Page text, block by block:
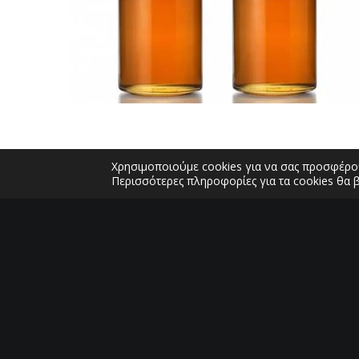
Χρησιμοποιούμε cookies για να σας
Περισσότερες πληροφορίες για τα cookies θα